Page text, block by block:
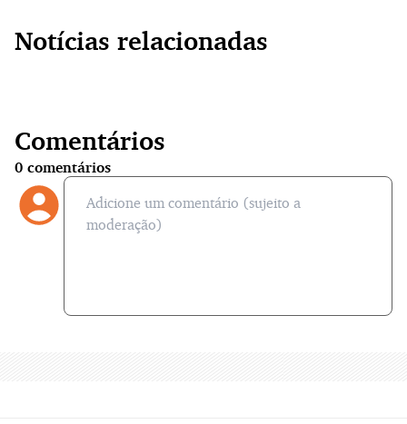
Notícias relacionadas
Comentários
0 comentários